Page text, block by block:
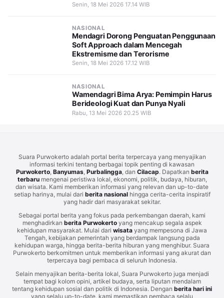
Senin, 18 Mei 2026 17.14 WIB
NASIONAL
Mendagri Dorong Penguatan Penggunaan
Soft Approach dalam Mencegah
Ekstremisme dan Terorisme
Senin, 18 Mei 2026 17.12 WIB
NASIONAL
Wamendagri Bima Arya: Pemimpin Harus
Berideologi Kuat dan Punya Nyali
Rabu, 13 Mei 2026 20.25 WIB
Suara Purwokerto adalah portal berita terpercaya yang menyajikan
informasi terkini tentang berbagai topik penting di kawasan
Purwokerto, Banyumas, Purbalingga, dan Cilacap. Dapatkan berita
terbarumengenai peristiwa lokal, ekonomi, politik, budaya, hiburan,
dan wisata. Kami memberikan informasi yang relevan dan up-to-date
setiap harinya, mulai dari berita nasionalhingga cerita-cerita inspiratif
yang hadir dari masyarakat sekitar.
Sebagai portal berita yang fokus pada perkembangan daerah, kami
menghadirkan berita Purwokertoyang mencakup segala aspek
kehidupan masyarakat. Mulai dari wisata yang mempesona di Jawa
Tengah, kebijakan pemerintah yang berdampak langsung pada
kehidupan warga, hingga berita-berita hiburan yang menghibur. Suara
Purwokerto berkomitmen untuk memberikan informasi yang akurat dan
terpercaya bagi pembaca di seluruh Indonesia.
Selain menyajikan berita-berita lokal, Suara Purwokerto juga menjadi
tempat bagi kolom opini, artikel budaya, serta liputan mendalam
tentang kehidupan sosial dan politik di Indonesia. Dengan berita hari ini
yang selalu up-to-date, kami memastikan pembaca selalu